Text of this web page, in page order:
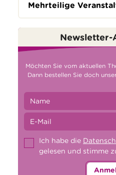
Mehrteilige
Newsletter-
Möchten Sie vom aktuellen
Dann bestellen Sie doch
Ich habe die
gelesen und stimme